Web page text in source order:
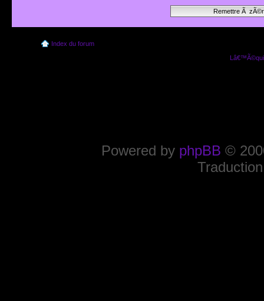
Index du forum
Powered by phpBB ©